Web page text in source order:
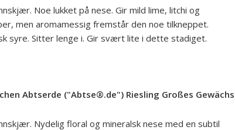
Noe lukket på nese. Gir mild lime, litchi og
men aromamessig fremstår den noe tilkneppet.
syre. Sitter lenge i. Gir svært lite i dette stadiget.
Abtserde ("Abtse®.de") Riesling Großes Gewächs
Nydelig floral og mineralsk nese med en subtil